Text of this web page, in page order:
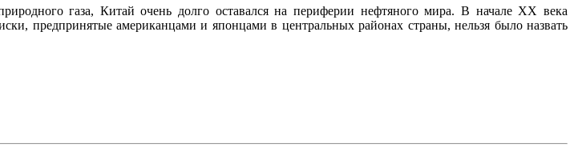
газа, Китай очень долго оставался на периферии нефтяного мира. В начале ХХ века
предпринятые американцами и японцами в центральных районах страны, нельзя было назвать